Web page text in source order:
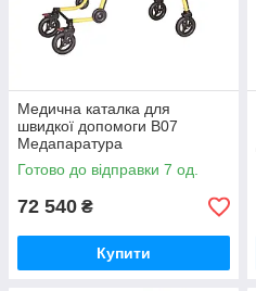
Медична каталка для
швидкої допомоги B07
Медапаратура
Готово до відправки 7 од.
72 540 ₴
Купити